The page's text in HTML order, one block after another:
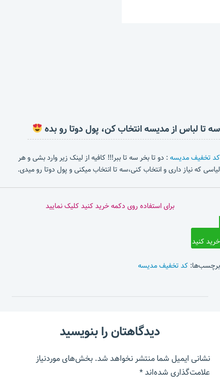
سه تا لباس از مدیسه انتخاب کن، پول دوتا رو بده
کد تخفیف مدیسه: دو تا بخر سه تا ببر!!! کافیه از لینک زیر وارد بشی و هر
لیاسی که نیاز داری و انتخاب کنی،سه تا انتخاب میکنی و پول دوتا رو میدی.
برای استفاده روی دکمه خرید کنید کلیک نمایید
خرید کنید
برچسب‌ها: کد تخفیف مدیسه
دیدگاهتان را بنویسید
نشانی ایمیل شما منتشر نخواهد شد.بخش‌های موردنیاز
علامت‌گذاری شده‌اند*